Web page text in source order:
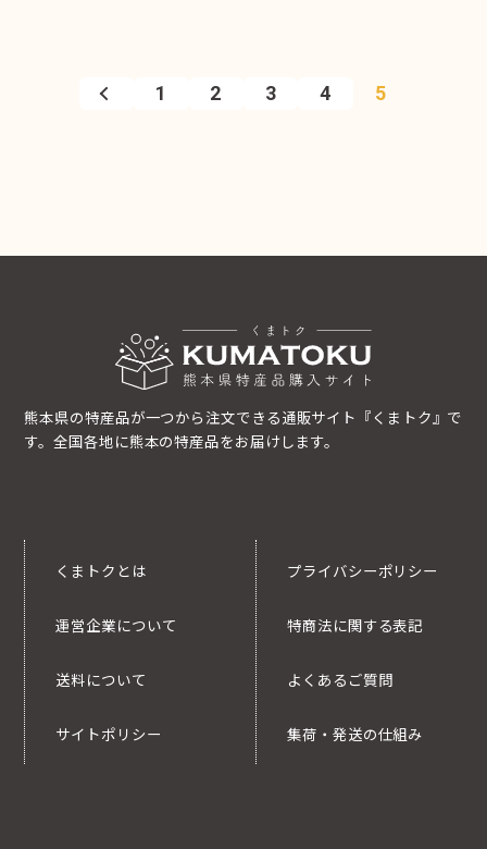
1 2 3 4 5
熊本県の特産品が一つから注文できる通販サイト『くまトク』で
す。全国各地に熊本の特産品をお届けします。
くまトクとは
運営企業について
送料について
サイトポリシー
プライバシーポリシー
特商法に関する表記
よくあるご質問
集荷・発送の仕組み